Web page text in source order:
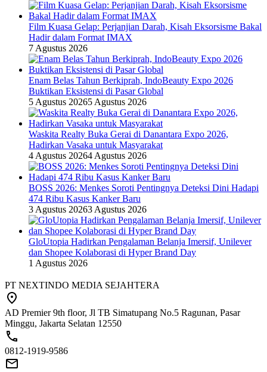
Film Kuasa Gelap: Perjanjian Darah, Kisah Eksorsisme Bakal
Hadir dalam Format IMAX
7 Agustus 2026
Enam Belas Tahun Berkiprah, IndoBeauty Expo 2026
Buktikan Eksistensi di Pasar Global
5 Agustus 20265 Agustus 2026
Waskita Realty Buka Gerai di Danantara Expo 2026,
Hadirkan Vasaka untuk Masyarakat
4 Agustus 20264 Agustus 2026
BOSS 2026: Menkes Soroti Pentingnya Deteksi Dini Hadapi
474 Ribu Kasus Kanker Baru
3 Agustus 20263 Agustus 2026
GloUtopia Hadirkan Pengalaman Belanja Imersif, Unilever
dan Shopee Kolaborasi di Hyper Brand Day
1 Agustus 2026
PT NEXTINDO MEDIA SEJAHTERA
AD Premier 9th floor, Jl TB Simatupang No.5 Ragunan, Pasar
Minggu, Jakarta Selatan 12550
0812-1919-9586